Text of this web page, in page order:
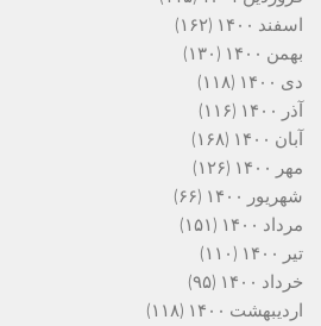
اسفند ۱۴۰۰
(۱۶۲)
بهمن ۱۴۰۰
(۱۳۰)
دی ۱۴۰۰
(۱۱۸)
آذر ۱۴۰۰
(۱۱۶)
آبان ۱۴۰۰
(۱۶۸)
مهر ۱۴۰۰
(۱۲۶)
شهریور ۱۴۰۰
(۶۶)
مرداد ۱۴۰۰
(۱۵۱)
تیر ۱۴۰۰
(۱۱۰)
خرداد ۱۴۰۰
(۹۵)
اردیبهشت ۱۴۰۰
(۱۱۸)